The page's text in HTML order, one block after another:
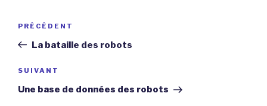
Navigation
l’article
Article
précédent
PRÉCÉDENT
La bataille des robots
Article
suivant
SUIVANT
Une base de données des robots